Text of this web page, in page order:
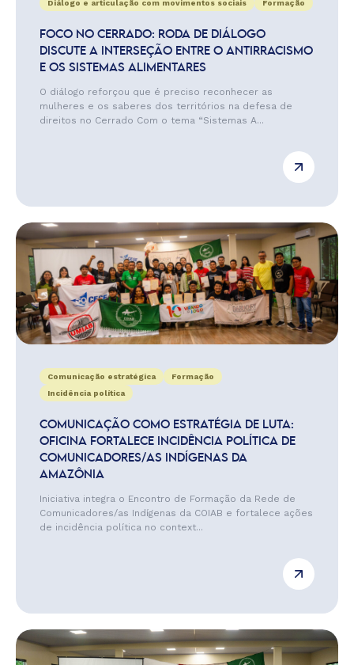
Diálogo e articulação com movimentos sociais Formação
FOCO NO CERRADO: RODA DE DIÁLOGO
DISCUTE A INTERSEÇÃO ENTRE O ANTIRRACISMO
E OS SISTEMAS ALIMENTARES
O diálogo reforçou que é preciso reconhecer as
mulheres e os saberes dos territórios na defesa de
direitos no Cerrado Com o tema “Sistemas A...
Comunicação estratégica
Formação
Incidência política
COMUNICAÇÃO COMO ESTRATÉGIA DE LUTA:
OFICINA FORTALECE INCIDÊNCIA POLÍTICA DE
COMUNICADORES/AS INDÍGENAS DA
AMAZÔNIA
Iniciativa integra o Encontro de Formação da Rede de
Comunicadores/as Indígenas da COIAB e fortalece ações
de incidência política no context...